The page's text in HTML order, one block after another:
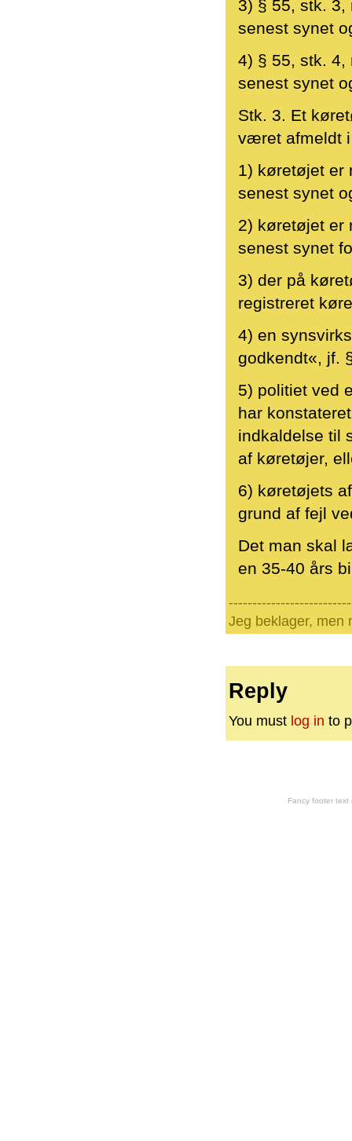
3) § 55, stk. 3,
senest synet
4) § 55, stk. 4,
senest synet
Stk. 3. Et
været afmeldt
1) køretøjet er
senest synet
2) køretøjet er
senest synet
3) der på
registreret
4) en
godkendt«, jf.
5) politiet ved
har
indkaldelse til
af køretøjer,
6) køretøjets
grund af fejl
Det man skal
en 35-40 års
Jeg beklager, men
Reply
You must log in to
Fancy footer